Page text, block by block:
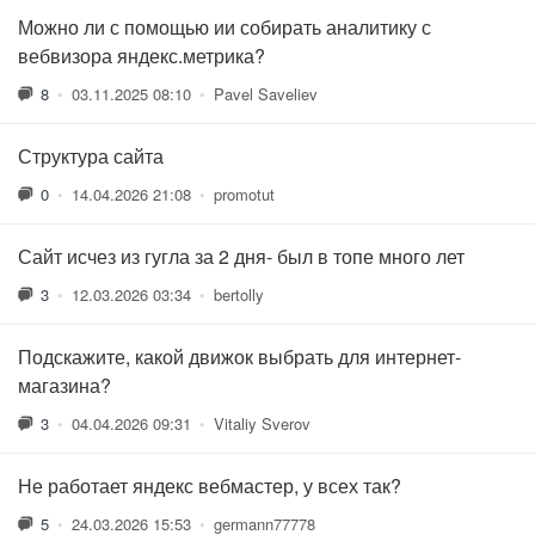
Можно ли с помощью ии собирать аналитику с
вебвизора яндекс.метрика?
8 • 03.11.2025 08:10 • Pavel Saveliev
Структура сайта
0 • 14.04.2026 21:08 • promotut
Сайт исчез из гугла за 2 дня- был в топе много лет
3 • 12.03.2026 03:34 • bertolly
Подскажите, какой движок выбрать для интернет-
магазина?
3 • 04.04.2026 09:31 • Vitaliy Sverov
Не работает яндекс вебмастер, у всех так?
5 • 24.03.2026 15:53 • germann77778